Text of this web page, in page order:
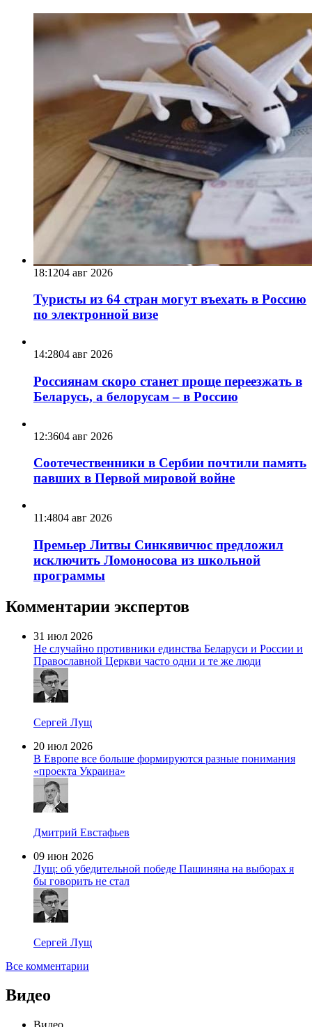
18:1204 авг 2026
Туристы из 64 стран могут въехать в Россию
по электронной визе
14:2804 авг 2026
Россиянам скоро станет проще переезжать в
Беларусь, а белорусам – в Россию
12:3604 авг 2026
Соотечественники в Сербии почтили память
павших в Первой мировой войне
11:4804 авг 2026
Премьер Литвы Синкявичюс предложил
исключить Ломоносова из школьной
программы
Комментарии экспертов
31 июл 2026
Не случайно противники единства Беларуси и России и
Православной Церкви часто одни и те же люди
Сергей Лущ
20 июл 2026
В Европе все больше формируются разные понимания
«проекта Украина»
Дмитрий Евстафьев
09 июн 2026
Лущ: об убедительной победе Пашиняна на выборах я
бы говорить не стал
Сергей Лущ
Все комментарии
Видео